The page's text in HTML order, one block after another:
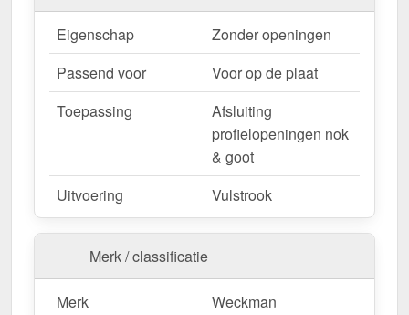
Eigenschap
Zonder openingen
Passend voor
Voor op de plaat
Toepassing
Afsluiting
profielopeningen nok
& goot
Uitvoering
Vulstrook
Merk / classificatie
Merk Weckman